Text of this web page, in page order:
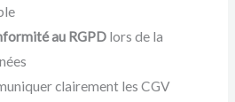
au RGPD lors de la
clairement les CGV